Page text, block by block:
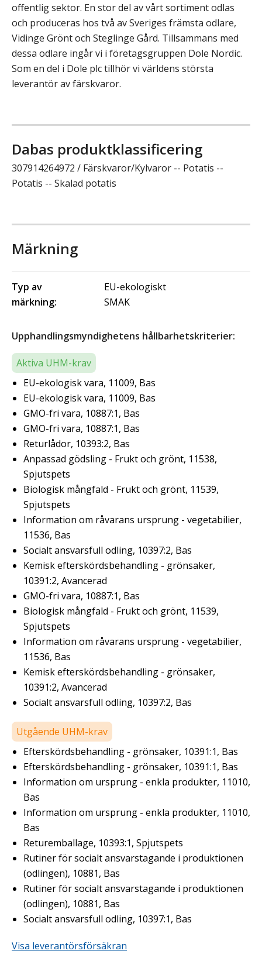
offentlig sektor. En stor del av vårt sortiment odlas
och produceras hos två av Sveriges främsta odlare,
Vidinge Grönt och Steglinge Gård. Tillsammans med
dessa odlare ingår vi i företagsgruppen Dole Nordic.
Som en del i Dole plc tillhör vi världens största
leverantör av färskvaror.
Dabas produktklassificering
307914264972 / Färskvaror/Kylvaror -- Potatis --
Potatis -- Skalad potatis
Märkning
Typ av
märkning:
EU-ekologiskt
SMAK
Upphandlingsmyndighetens hållbarhetskriterier:
Aktiva UHM-krav
EU-ekologisk vara, 11009, Bas
EU-ekologisk vara, 11009, Bas
GMO-fri vara, 10887:1, Bas
GMO-fri vara, 10887:1, Bas
Returlådor, 10393:2, Bas
Anpassad gödsling - Frukt och grönt, 11538,
Spjutspets
Biologisk mångfald - Frukt och grönt, 11539,
Spjutspets
Information om råvarans ursprung - vegetabilier,
11536, Bas
Socialt ansvarsfull odling, 10397:2, Bas
Kemisk efterskördsbehandling - grönsaker,
10391:2, Avancerad
GMO-fri vara, 10887:1, Bas
Biologisk mångfald - Frukt och grönt, 11539,
Spjutspets
Information om råvarans ursprung - vegetabilier,
11536, Bas
Kemisk efterskördsbehandling - grönsaker,
10391:2, Avancerad
Socialt ansvarsfull odling, 10397:2, Bas
Utgående UHM-krav
Efterskördsbehandling - grönsaker, 10391:1, Bas
Efterskördsbehandling - grönsaker, 10391:1, Bas
Information om ursprung - enkla produkter, 11010,
Bas
Information om ursprung - enkla produkter, 11010,
Bas
Returemballage, 10393:1, Spjutspets
Rutiner för socialt ansvarstagande i produktionen
(odlingen), 10881, Bas
Rutiner för socialt ansvarstagande i produktionen
(odlingen), 10881, Bas
Socialt ansvarsfull odling, 10397:1, Bas
Visa leverantörsförsäkran